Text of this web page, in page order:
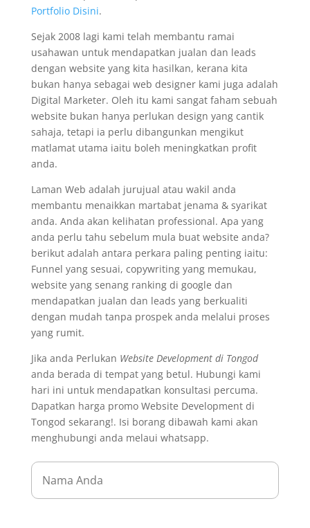
Portfolio Disini.
Sejak 2008 lagi kami telah membantu ramai
usahawan untuk mendapatkan jualan dan leads
dengan website yang kita hasilkan, kerana kita
bukan hanya sebagai web designer kami juga adalah
Digital Marketer. Oleh itu kami sangat faham sebuah
website bukan hanya perlukan design yang cantik
sahaja, tetapi ia perlu dibangunkan mengikut
matlamat utama iaitu boleh meningkatkan profit
anda.
Laman Web adalah jurujual atau wakil anda
membantu menaikkan martabat jenama & syarikat
anda. Anda akan kelihatan professional. Apa yang
anda perlu tahu sebelum mula buat website anda?
berikut adalah antara perkara paling penting iaitu:
Funnel yang sesuai, copywriting yang memukau,
website yang senang ranking di google dan
mendapatkan jualan dan leads yang berkualiti
dengan mudah tanpa prospek anda melalui proses
yang rumit.
Jika anda Perlukan Website Development di Tongod
anda berada di tempat yang betul. Hubungi kami
hari ini untuk mendapatkan konsultasi percuma.
Dapatkan harga promo Website Development di
Tongod sekarang!. Isi borang dibawah kami akan
menghubungi anda melaui whatsapp.